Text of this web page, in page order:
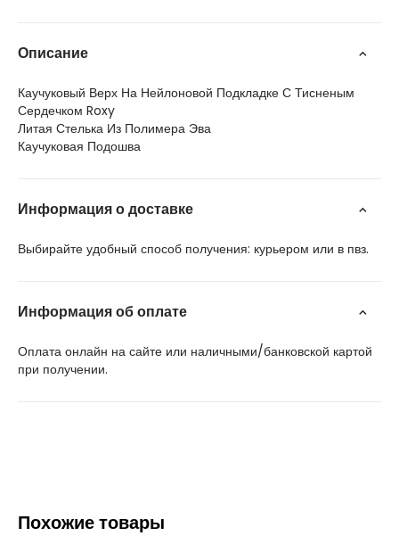
Описание
Каучуковый Верх На Нейлоновой Подкладке С Тисненым
Сердечком Roxy
Литая Стелька Из Полимера Эва
Каучуковая Подошва
Информация о доставке
Выбирайте удобный способ получения: курьером или в пвз.
Информация об оплате
Оплата онлайн на сайте или наличными/банковской картой
при получении.
Похожие товары